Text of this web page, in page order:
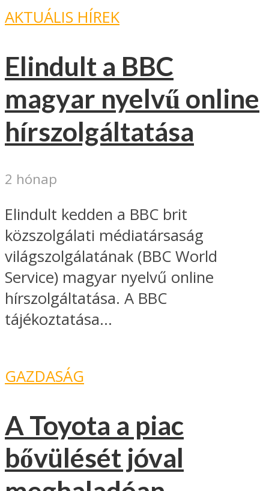
AKTUÁLIS HÍREK
Elindult a BBC
magyar nyelvű online
hírszolgáltatása
2 hónap
Elindult kedden a BBC brit
közszolgálati médiatársaság
világszolgálatának (BBC World
Service) magyar nyelvű online
hírszolgáltatása. A BBC
tájékoztatása...
GAZDASÁG
A Toyota a piac
bővülését jóval